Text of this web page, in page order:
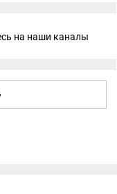
на наши каналы